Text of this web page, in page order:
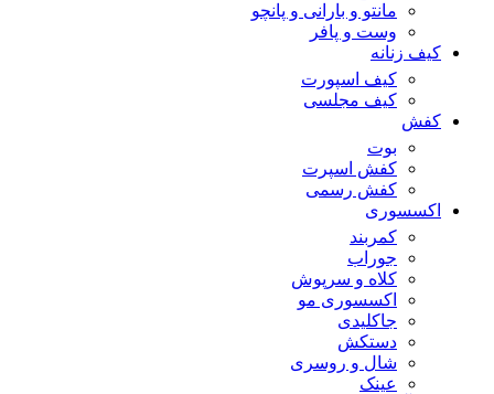
مانتو و بارانی و پانچو
وست و پافر
کیف زنانه
کیف اسپورت
کیف مجلسی
کفش
بوت
کفش اسپرت
کفش رسمی
اکسسوری
کمربند
جوراب
کلاه و سرپوش
اکسسوری مو
جاکلیدی
دستکش
شال و روسری
عینک